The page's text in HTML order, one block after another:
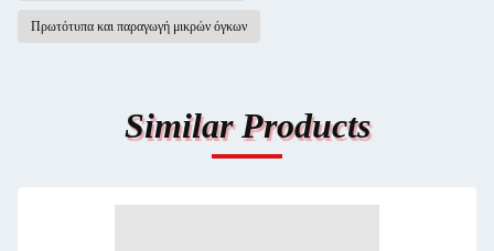
Πρωτότυπα και παραγωγή μικρών όγκων
Similar Products